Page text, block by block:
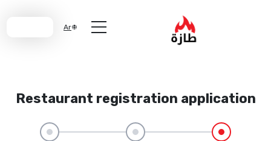
Join Us
Restaurant registration